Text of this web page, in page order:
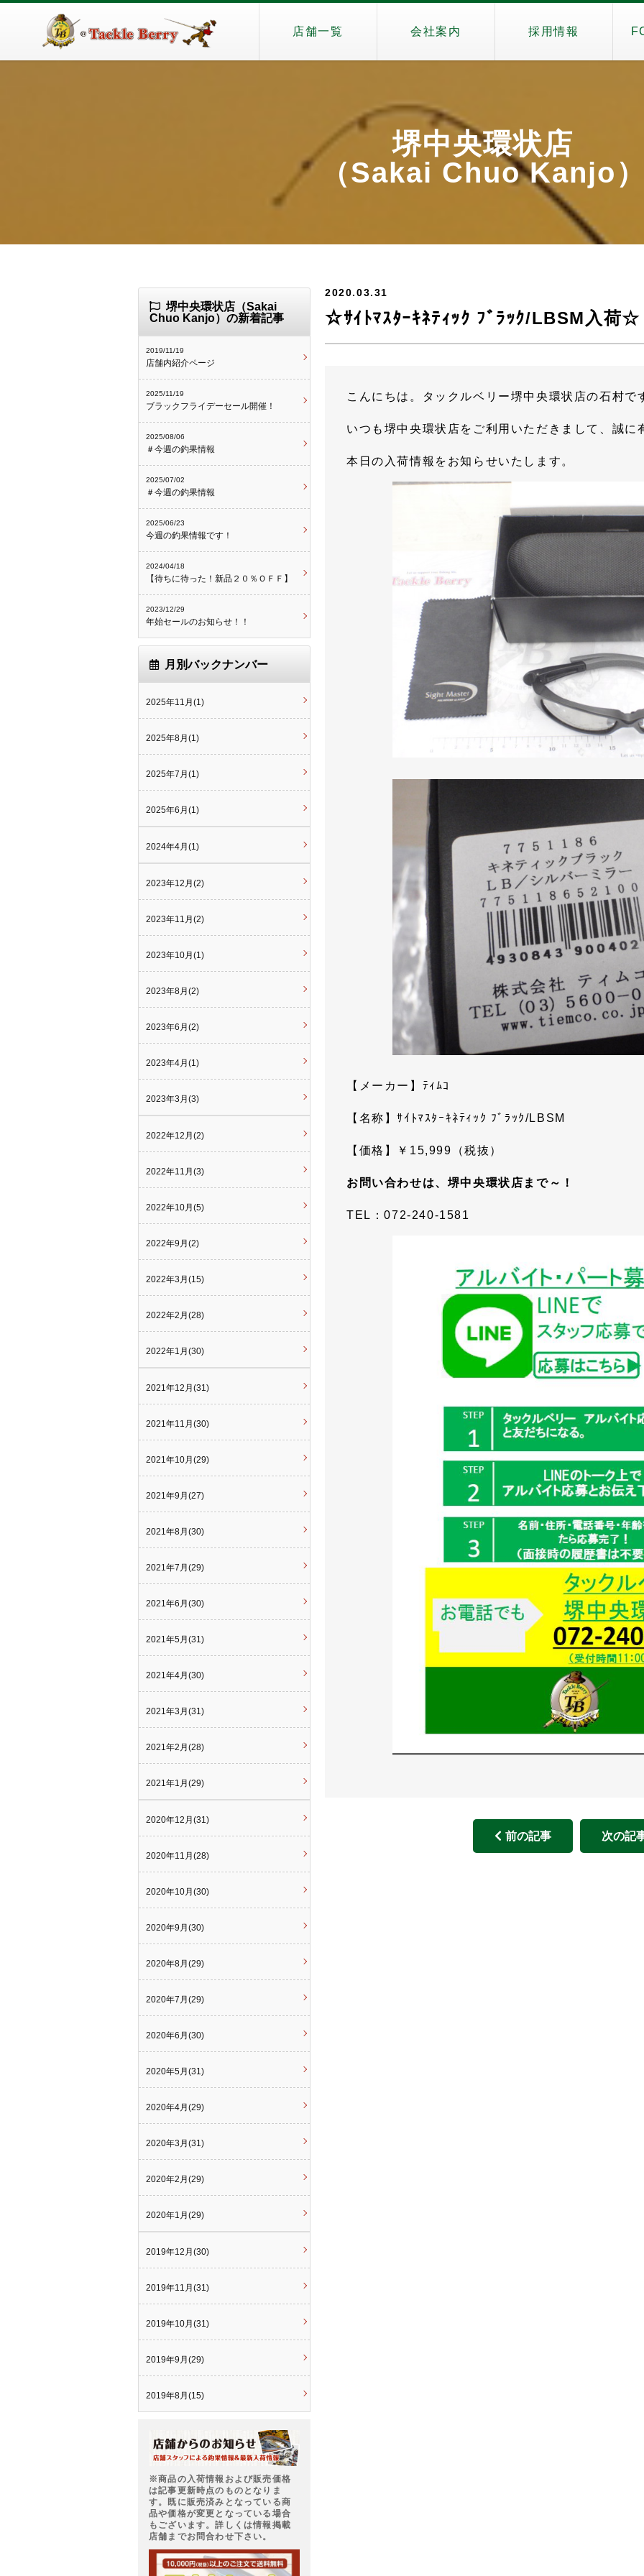
店舗一覧 会社案内 採用情報
堺中央環状店
（Sakai Chuo Kanjo
2020.03.31
☆ｻｲﾄﾏｽﾀｰｷﾈﾃｨｯｸ ﾌﾞﾗｯｸ/LBSM入荷☆
こんにちは。タックルベリー堺中央環状店の石村で
いつも堺中央環状店をご利用いただきまして、誠に
本日の入荷情報をお知らせいたします。
【メーカー】ﾃｨﾑｺ
【名称】ｻｲﾄﾏｽﾀｰｷﾈﾃｨｯｸ ﾌﾞﾗｯｸ/LBSM
【価格】￥15,999（税抜）
お問い合わせは、堺中央環状店まで～！
TEL：072-240-1581
前の記事 次の記
堺中央環状店（Sakai
Chuo Kanjo）の新着記事
2019/11/19
店舗内紹介ページ
2025/11/19
ブラックフライデーセール開催！
2025/08/06
＃今週の釣果情報
2025/07/02
＃今週の釣果情報
2025/06/23
今週の釣果情報です！
2024/04/18
【待ちに待った！新品２０％ＯＦＦ】
2023/12/29
年始セールのお知らせ！！
月別バックナンバー
2025年11月(1)
2025年8月(1)
2025年7月(1)
2025年6月(1)
2024年4月(1)
2023年12月(2)
2023年11月(2)
2023年10月(1)
2023年8月(2)
2023年6月(2)
2023年4月(1)
2023年3月(3)
2022年12月(2)
2022年11月(3)
2022年10月(5)
2022年9月(2)
2022年3月(15)
2022年2月(28)
2022年1月(30)
2021年12月(31)
2021年11月(30)
2021年10月(29)
2021年9月(27)
2021年8月(30)
2021年7月(29)
2021年6月(30)
2021年5月(31)
2021年4月(30)
2021年3月(31)
2021年2月(28)
2021年1月(29)
2020年12月(31)
2020年11月(28)
2020年10月(30)
2020年9月(30)
2020年8月(29)
2020年7月(29)
2020年6月(30)
2020年5月(31)
2020年4月(29)
2020年3月(31)
2020年2月(29)
2020年1月(29)
2019年12月(30)
2019年11月(31)
2019年10月(31)
2019年9月(29)
2019年8月(15)
※商品の入荷情報および販売価格
は記事更新時点のものとなりま
す。既に販売済みとなっている商
品や価格が変更となっている場合
もございます。詳しくは情報掲載
店舗までお問合わせ下さい。